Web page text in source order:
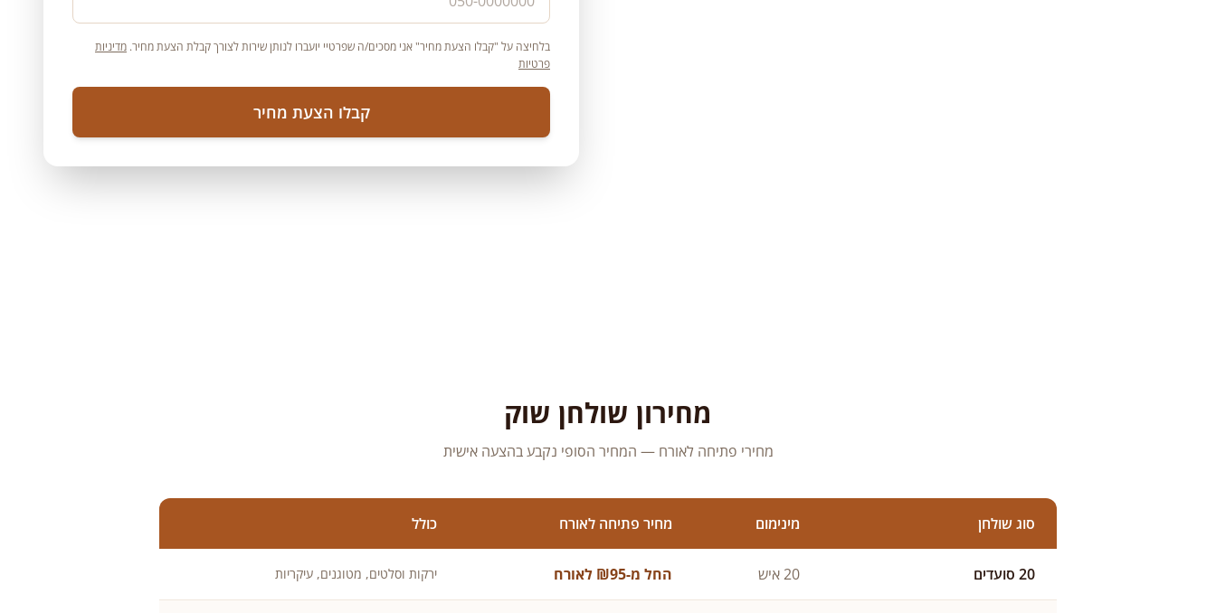
בלחיצה על "קבלו הצעת מחיר" אני מסכים/ה שפרטיי יועברו לנותן שירות לצורך קבלת הצעת מחיר. מדיניות
פרטיות
קבלו הצעת מחיר
מחירון שולחן שוק
מחירי פתיחה לאורח — המחיר הסופי נקבע בהצעה אישית
סוג שולחן מינימום מחיר פתיחה לאורח כולל
20 סועדים 20 איש החל מ-₪95 לאורח ירקות וסלטים, מטוגנים, עיקריות